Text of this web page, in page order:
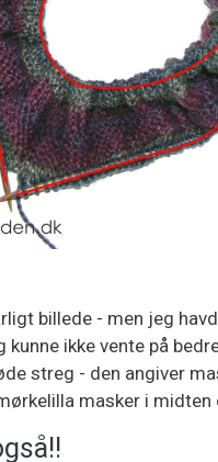
billede - men jeg
kunne ikke vente på
streg - den angiver
masker i midten